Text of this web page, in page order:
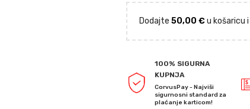
Dodajte 50,00 € u košaricu
100% SIGURNA
KUPNJA
CorvusPay - Najviši
sigurnosni standard za
plaćanje karticom!